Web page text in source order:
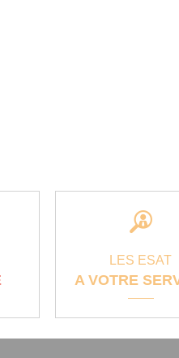
LES ESAT
A VOTRE